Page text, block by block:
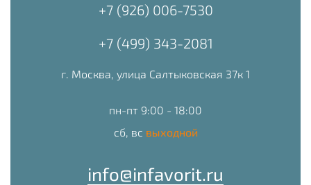
+7 (926) 006-7530
+7 (499) 343-2081
г. Москва, улица Салтыковская 37к 1
пн-пт 9:00 - 18:00
сб, вс выходной
info@infavorit.ru